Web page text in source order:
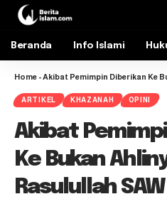
Beranda Info Islami
Home -Akibat Pemimpin Diberikan Ke
ARTIKEL KHAZANAH OPINI
Akibat
Ke Bukan
Rasulullah